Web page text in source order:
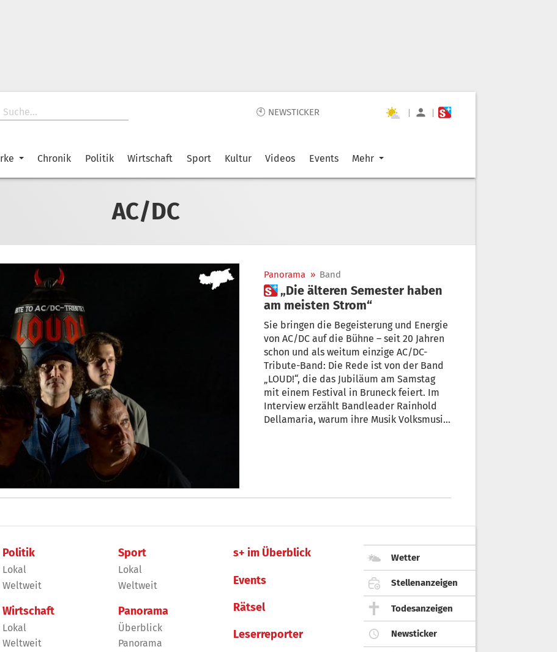
🕙 NEWSTICKER | |
Chronik Politik Wirtschaft Sport Kultur Videos Events Mehr
AC/DC
Panorama » Band
 „Die älteren Semester haben
am meisten Strom“
Sie bringen die Begeisterung und Energie
von AC/DC auf die Bühne – seit 20 Jahren
schon und als weitum einzige AC/DC-
Tribute-Band: Die Rede ist von der Band
„LOUD!“, die das Jubiläum am Samstag
mit einem Festival in Bruneck feiert. Im
Interview erzählt Bandleader Rainhold
Dellamaria, warum ihre Musik Volksmusik
Politik
Lokal
Weltweit
Wirtschaft
Lokal
Weltweit
Sport
Lokal
Weltweit
Panorama
Überblick
Panorama
s+ im Überblick
Events
Rätsel
Leserreporter
Wetter
Stellenanzeigen
Todesanzeigen
Newsticker